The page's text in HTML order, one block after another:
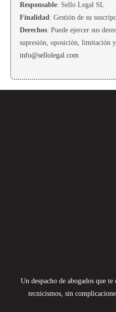
Responsable: Sello Legal SL
Finalidad : Gestión de su
Derechos: Puede ejercer sus
supresión, oposición, limitación
info@sellolegal.com
Un despacho de abogados que
tecnicismos, sin